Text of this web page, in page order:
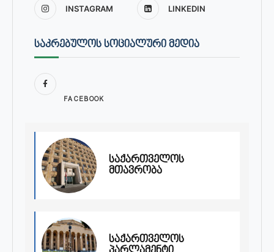
INSTAGRAM LINKEDIN
ᲡᲐᲙᲠᲔᲑᲣᲚᲝᲡ ᲡᲝᲪᲘᲐᲚᲣᲠᲘ ᲛᲔᲓᲘᲐ
FACEBOOK
საქართველოს
მთავრობა
საქართველოს